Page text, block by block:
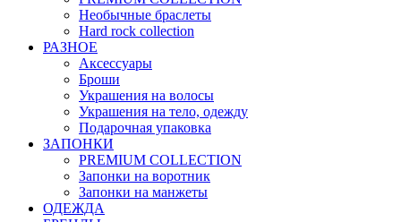
Необычные браслеты
Hard rock collection
РАЗНОЕ
Аксессуары
Броши
Украшения на волосы
Украшения на тело, одежду
Подарочная упаковка
ЗАПОНКИ
PREMIUM COLLECTION
Запонки на воротник
Запонки на манжеты
ОДЕЖДА